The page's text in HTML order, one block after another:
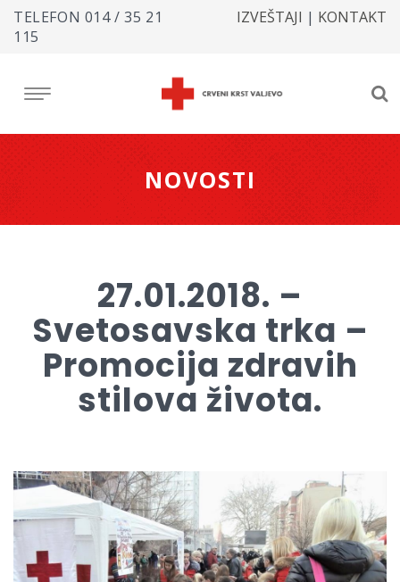
TELEFON 014 / 35 21
115
IZVEŠTAJI | KONTAKT
NOVOSTI
27.01.2018. –
Svetosavska trka –
Promocija zdravih
stilova života.